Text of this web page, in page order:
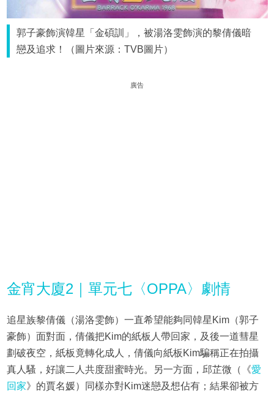
郭子豪飾演韓星「金碩訓」，被湯洛雯飾演的黎倩儀暗
戀及追求！（圖片來源：TVB圖片）
廣告
金宵大廈2｜單元七〈OPPA〉劇情
追星族黎倩儀（湯洛雯飾）一直希望能夠同韓星Kim（郭子
豪飾）面對面，倩儀把Kim的紙板人帶回家，及後一道彗星
劃破夜空，紙板竟轉化成人，倩儀向紙板Kim騙稱正在拍攝
真人騷，好讓二人共度甜蜜時光。另一方面，邱芷微（《愛
回家》的賈名媛）同樣亦對Kim迷戀及想佔有；結果卻被方